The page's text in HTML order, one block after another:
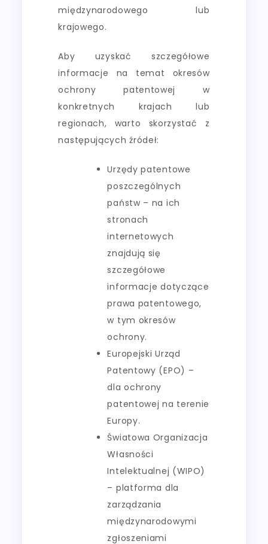
międzynarodowego lub
krajowego.
Aby uzyskać szczegółowe
informacje na temat okresów
ochrony patentowej w
konkretnych krajach lub
regionach, warto skorzystać z
następujących źródeł:
Urzędy patentowe
poszczególnych
państw – na ich
stronach
internetowych
znajdują się
szczegółowe
informacje dotyczące
prawa patentowego,
w tym okresów
ochrony.
Europejski Urząd
Patentowy (EPO) –
dla ochrony
patentowej na terenie
Europy.
Światowa Organizacja
Własności
Intelektualnej (WIPO)
– platforma dla
zarządzania
międzynarodowymi
zgłoszeniami